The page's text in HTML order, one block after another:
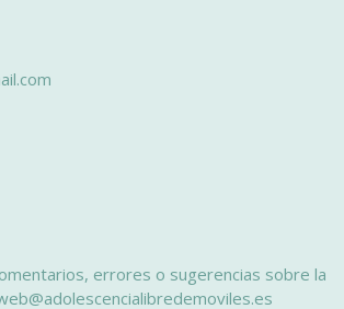
errores o sugerencias sobre la